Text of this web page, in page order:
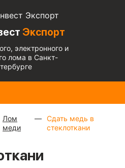
Экспорт
электронного и
лома в Санкт-
Алюминиевый
₽/кг
Лом
меди
Сдать медь в
стеклоткани